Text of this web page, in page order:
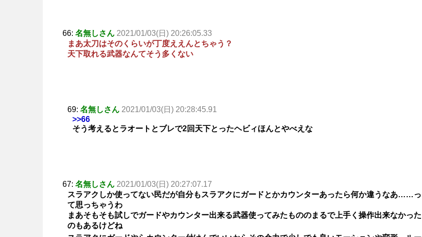
66: 名無しさん 2021/01/03(日) 20:26:05.33
まあ太刀はそのくらいが丁度ええんとちゃう？
天下取れる武器なんてそう多くない
69: 名無しさん 2021/01/03(日) 20:28:45.91
>>66
そう考えるとラオートとブレで2回天下とったヘビィほんとやべえな
67: 名無しさん 2021/01/03(日) 20:27:07.17
スラアクしか使ってない民だが自分もスラアクにガードとかカウンターあったら何か違うなあ……っ
て思っちゃうわ
まあそもそも試しでガードやカウンター出来る武器使ってみたもののまるで上手く操作出来なかった
のもあるけどね